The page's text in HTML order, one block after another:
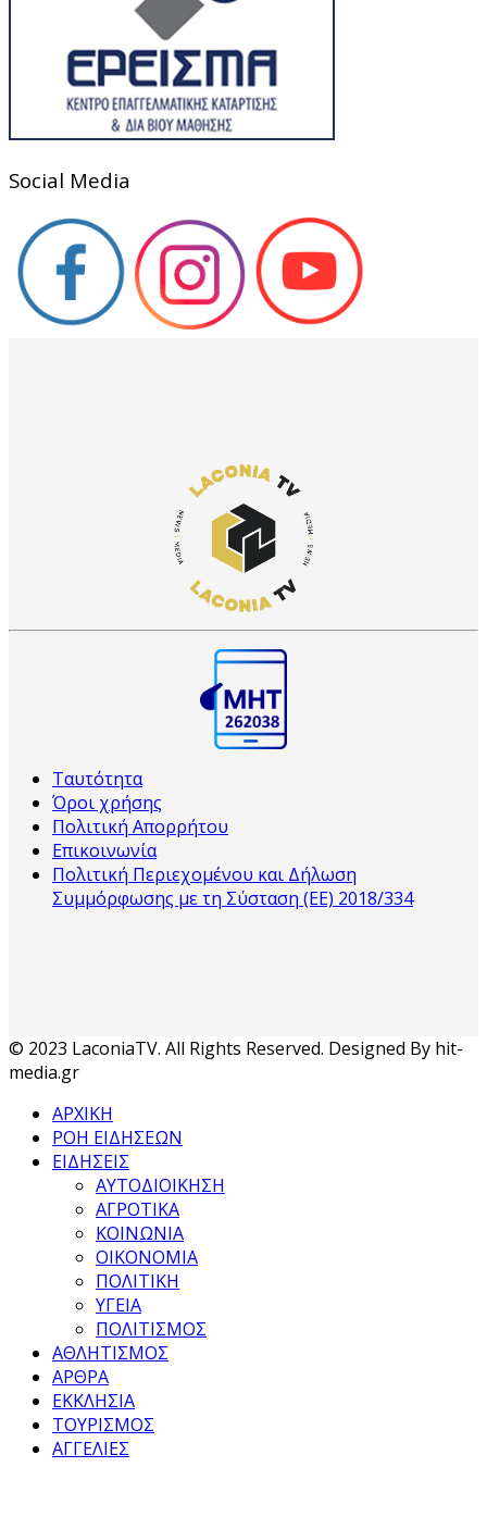
Social Media
Ταυτότητα
Όροι χρήσης
Πολιτική Απορρήτου
Επικοινωνία
Πολιτική Περιεχομένου και Δήλωση
Συμμόρφωσης με τη Σύσταση (ΕΕ) 2018/334
© 2023 LaconiaTV. All Rights Reserved. Designed By hit-
media.gr
ΑΡΧΙΚΗ
ΡΟΗ ΕΙΔΗΣΕΩΝ
ΕΙΔΗΣΕΙΣ
ΑΥΤΟΔΙΟΙΚΗΣΗ
ΑΓΡΟΤΙΚΑ
ΚΟΙΝΩΝΙΑ
ΟΙΚΟΝΟΜΙΑ
ΠΟΛΙΤΙΚΗ
ΥΓΕΙΑ
ΠΟΛΙΤΙΣΜΟΣ
ΑΘΛΗΤΙΣΜΟΣ
ΑΡΘΡΑ
ΕΚΚΛΗΣΙΑ
ΤΟΥΡΙΣΜΟΣ
ΑΓΓΕΛΙΕΣ